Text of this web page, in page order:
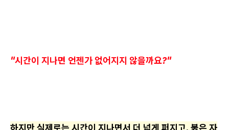
"시간이 지나면 언젠가 없어지지 않을까요?"